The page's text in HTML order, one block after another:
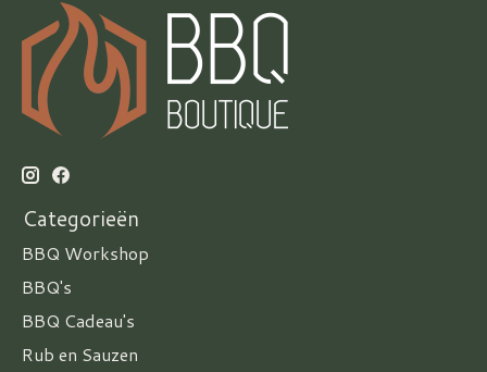
Categorieën
BBQ Workshop
BBQ's
BBQ Cadeau's
Rub en Sauzen